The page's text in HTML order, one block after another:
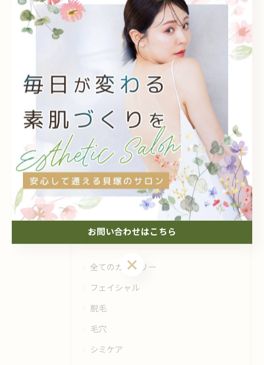
個人 メンズ 子供
一覧に戻る 次のページ >
関連タグ
#貝塚 #脱毛 #全身 #部位
#脱毛メンズ #うで #こども脱毛
カテゴリー Categories
全てのカテゴリー
フェイシャル
脱毛
毛穴
シミケア
お問い合わせはこちら